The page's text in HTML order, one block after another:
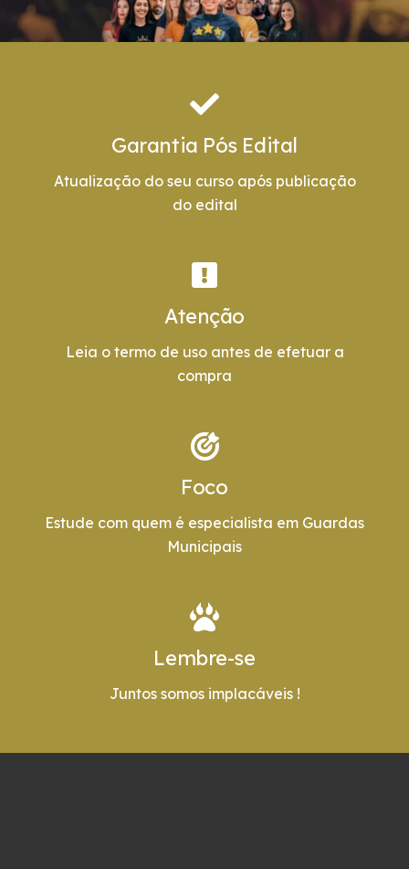
Garantia Pós Edital
Atualização do seu curso após publicação
do edital
Atenção
Leia o termo de uso antes de efetuar a
compra
Foco
Estude com quem é especialista em Guardas
Municipais
Lembre-se
Juntos somos implacáveis !